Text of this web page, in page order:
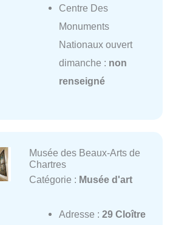
Centre Des
Monuments
Nationaux ouvert
dimanche : non
renseigné
Musée des Beaux-Arts de
Chartres
Catégorie : Musée d'art
Adresse : 29 Cloître